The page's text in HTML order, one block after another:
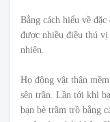
Bằng cách hiểu về
được nhiều điều thú
nhiên.
Họ động vật thân
sên trần. Lần tới khi
bạn bè trầm trồ bằng